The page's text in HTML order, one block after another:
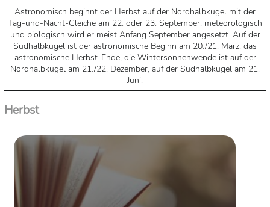
Astronomisch beginnt der Herbst auf der Nordhalbkugel mit der
Tag-und-Nacht-Gleiche am 22. oder 23. September, meteorologisch
und biologisch wird er meist Anfang September angesetzt. Auf der
Südhalbkugel ist der astronomische Beginn am 20./21. März; das
astronomische Herbst-Ende, die Wintersonnenwende ist auf der
Nordhalbkugel am 21./22. Dezember, auf der Südhalbkugel am 21.
Juni.
Herbst